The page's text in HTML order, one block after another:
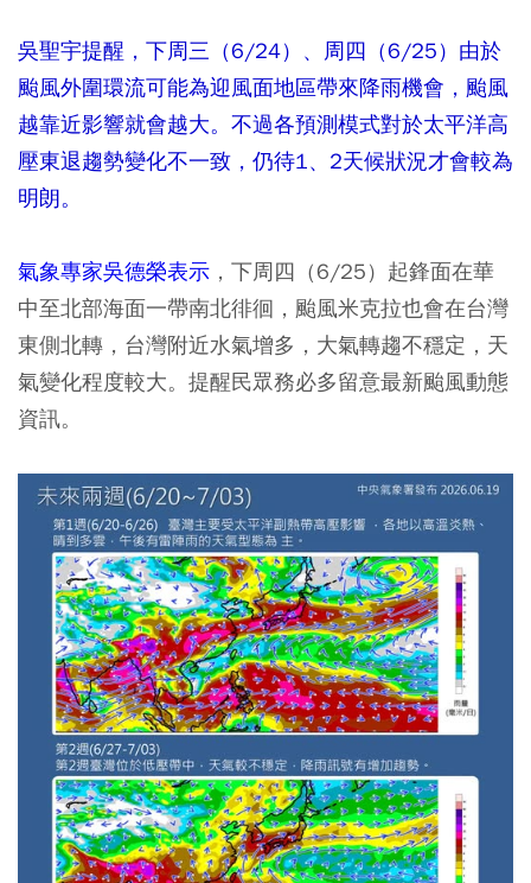
吳聖宇提醒，下周三（6/24）、周四（6/25）由於
颱風外圍環流可能為迎風面地區帶來降雨機會，颱風
越靠近影響就會越大。不過各預測模式對於太平洋高
壓東退趨勢變化不一致，仍待1、2天候狀況才會較為
明朗。
氣象專家吳德榮表示 ，下周四（6/25）起鋒面在華
中至北部海面一帶南北徘徊，颱風米克拉也會在台灣
東側北轉，台灣附近水氣增多，大氣轉趨不穩定，天
氣變化程度較大。提醒民眾務必多留意最新颱風動態
資訊。